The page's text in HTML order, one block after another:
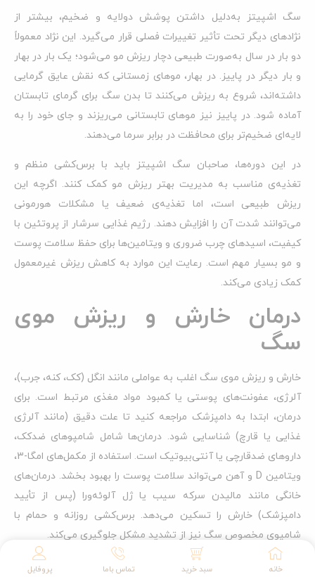
سگ اشپیتز به‌دلیل داشتن پوشش دولایه و ضخیم، بیشتر از
نژادهای دیگر تحت تأثیر تغییرات فصلی قرار می‌گیرد. این نژاد معمولاً
دو بار در سال به‌صورت طبیعی دچار ریزش مو می‌شود؛ یک بار در بهار
و بار دیگر در پاییز. در بهار، موهای زمستانی که نقش عایق گرمایی
داشته‌اند، شروع به ریزش می‌کنند تا بدن سگ برای گرمای تابستان
آماده شود. در پاییز نیز موهای تابستانی می‌ریزند و جای خود را به
لایه‌ای ضخیم‌تر برای محافظت در برابر سرما می‌دهند.
در این دوره‌ها، صاحبان سگ اشپیتز باید با برس‌کشی منظم و
تغذیه‌ی مناسب به مدیریت بهتر ریزش مو کمک کنند. اگرچه این
ریزش طبیعی است، اما تغذیه‌ی ضعیف یا مشکلات هورمونی
می‌توانند شدت آن را افزایش دهند. رژیم غذایی سرشار از پروتئین با
کیفیت، اسیدهای چرب ضروری و ویتامین‌ها برای حفظ سلامت پوست
و مو بسیار مهم است. رعایت این موارد به کاهش ریزش غیرمعمول
کمک زیادی می‌کند.
درمان خارش و ریزش موی
سگ
خارش و ریزش موی سگ اغلب به عواملی مانند انگل (کک، کنه، جرب)،
آلرژی، عفونت‌های پوستی یا کمبود مواد مغذی مرتبط است. برای
درمان، ابتدا به دامپزشک مراجعه کنید تا علت دقیق (مانند آلرژی
غذایی یا قارچ) شناسایی شود. درمان‌ها شامل شامپوهای ضدکک،
داروهای ضدقارچی یا آنتی‌بیوتیک است. استفاده از مکمل‌های امگا-3،
ویتامین D و آهن می‌تواند سلامت پوست را بهبود بخشد. درمان‌های
خانگی مانند مالیدن سرکه سیب یا ژل آلوئه‌ورا (پس از تأیید
دامپزشک) خارش را تسکین می‌دهد. برس‌کشی روزانه و حمام با
شامپوی مخصوص سگ نیز از تشدید مشکل جلوگیری می‌کند.
فصل ریزش موی سگ ژرمن
خانه سبد خرید تماس باما پروفایل